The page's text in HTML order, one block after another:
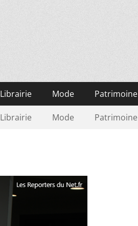
Librairie Mode Patrimoine
Librairie Mode Patrimoine